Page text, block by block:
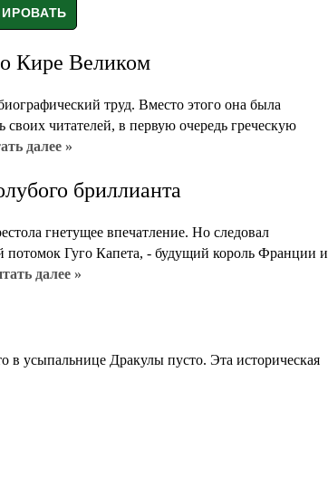
Кире Великом
труд. Вместо этого она была
своих читателей, в первую очередь греческую
далее »
бриллианта
гнетущее впечатление. Но следовал
Гуго Капета, - будущий король Франции и
далее »
в усыпальнице Дракулы пусто. Эта историческая